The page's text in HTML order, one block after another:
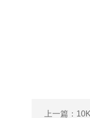
上一篇：